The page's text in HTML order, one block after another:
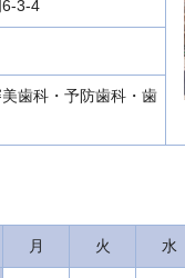
6-3-4
美歯科・予防歯科・歯
月 火 水